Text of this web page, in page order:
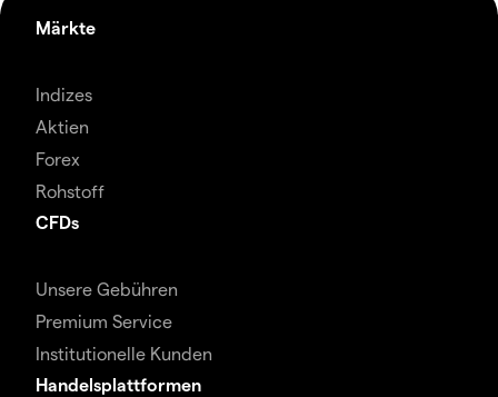
Märkte
Indizes
Aktien
Forex
Rohstoff
CFDs
Unsere Gebühren
Premium Service
Institutionelle Kunden
Handelsplattformen